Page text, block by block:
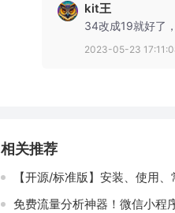
kit王
34改成19就好了
2023-05-23
相关推荐
【开源/标准版】安装、使用
免费流量分析神器！微信小程